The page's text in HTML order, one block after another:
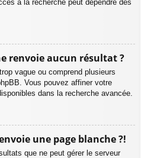
à la recherche peut dépendre des
renvoie aucun résultat ?
vague ou comprend plusieurs
Vous pouvez affiner votre
dans la recherche avancée.
une page blanche ?!
que ne peut gérer le serveur